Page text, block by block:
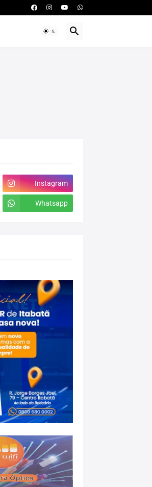
Instagram
Whatsapp